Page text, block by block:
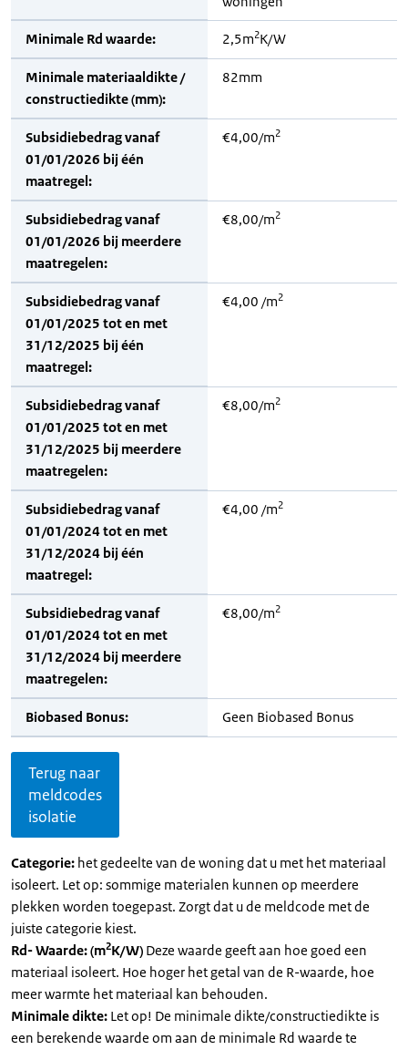
Minimale Rd waarde: 2,5m2K/W
Minimale materiaaldikte /
constructiedikte (mm):
82mm
Subsidiebedrag vanaf
01/01/2026 bij één
maatregel:
€4,00/m2
Subsidiebedrag vanaf
01/01/2026 bij meerdere
maatregelen:
€8,00/m2
Subsidiebedrag vanaf
01/01/2025 tot en met
31/12/2025 bij één
maatregel:
€4,00 /m2
Subsidiebedrag vanaf
01/01/2025 tot en met
31/12/2025 bij meerdere
maatregelen:
€8,00/m2
Subsidiebedrag vanaf
01/01/2024 tot en met
31/12/2024 bij één
maatregel:
€4,00 /m2
Subsidiebedrag vanaf
01/01/2024 tot en met
31/12/2024 bij meerdere
maatregelen:
€8,00/m2
Biobased Bonus: Geen Biobased Bonus
Terug naar
meldcodes
isolatie
Categorie: het gedeelte van de woning dat u met het materiaal
isoleert. Let op: sommige materialen kunnen op meerdere
plekken worden toegepast. Zorgt dat u de meldcode met de
juiste categorie kiest.
Rd- Waarde: (m2K/W) Deze waarde geeft aan hoe goed een
materiaal isoleert. Hoe hoger het getal van de R-waarde, hoe
meer warmte het materiaal kan behouden.
Minimale dikte: Let op! De minimale dikte/constructiedikte is
een berekende waarde om aan de minimale Rd waarde te